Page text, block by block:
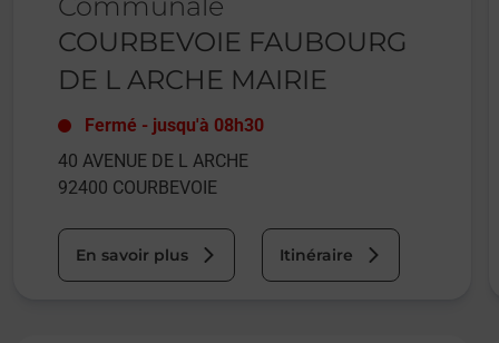
COURBEVOIE FAUBOURG
DE L ARCHE MAIRIE
Fermé - jusqu'à 08h30
40 AVENUE DE L ARCHE
92400 COURBEVOIE
En savoir plus Itinéraire